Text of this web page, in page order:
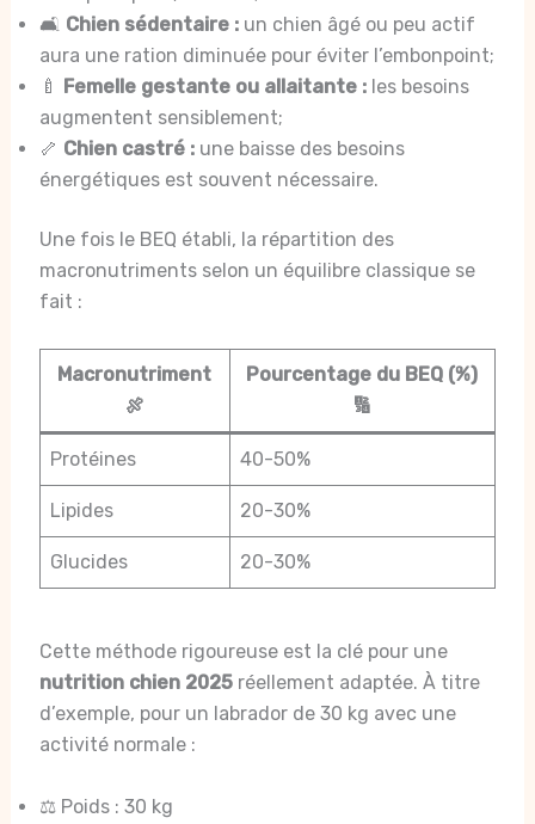
🛋️ Chien sédentaire :un chien âgé ou peu actif
aura une ration diminuée pour éviter l’embonpoint;
🍼
Femelle gestante ou allaitante :les besoins
augmentent sensiblement;
🦴 Chien castré :une baisse des besoins
énergétiques est souvent nécessaire.
Une fois le BEQ établi, la répartition des
macronutriments selon un équilibre classique se
fait :
Macronutriment
🍖
Pourcentage du BEQ (%)
🔢
Protéines 40-50%
Lipides 20-30%
Glucides 20-30%
Cette méthode rigoureuse est la clé pour une
nutrition chien 2025réellement adaptée. À titre
d’exemple, pour un labrador de 30 kg avec une
activité normale :
⚖️ Poids : 30 kg